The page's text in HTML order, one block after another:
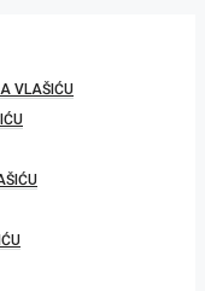
VLAŠIĆU